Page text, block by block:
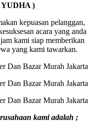
YUDHA )
kepuasan pelanggan,
acara yang anda
kami siap memberikan
yang kami tawarkan.
kami adalah ;